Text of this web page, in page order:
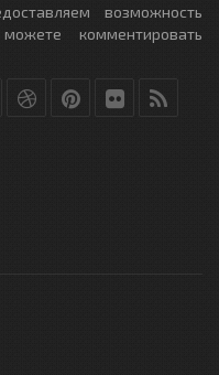
возможность
комментировать